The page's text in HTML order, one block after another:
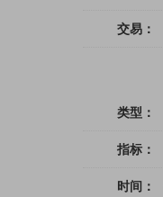
交易：
类型：
指标：
时间：